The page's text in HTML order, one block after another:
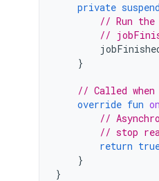
private suspend
// Run the
//
}
// Called
override fun
//
// stop
return
}
}